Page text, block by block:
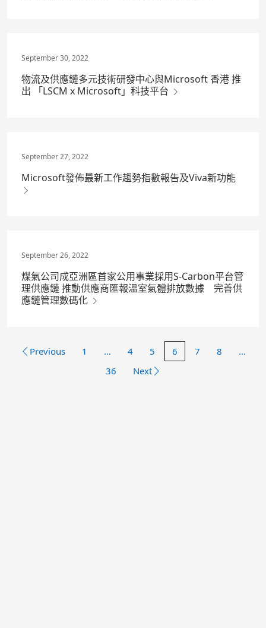
September 30, 2022
物流及供應鏈多元技術研發中心與Microsoft 香港 推
出 「LSCM x Microsoft」科技平台
September 27, 2022
Microsoft發佈最新工作趨勢指數報告及Viva新功能
September 26, 2022
煤氣公司成亞洲區首家公用事業採用S-Carbon平台管
理供應鏈 推動供應商匯報溫室氣體排放數據 完善供
應鏈管理數碼化
Previous 1 … 4 5 6 7 8
…
36
Next